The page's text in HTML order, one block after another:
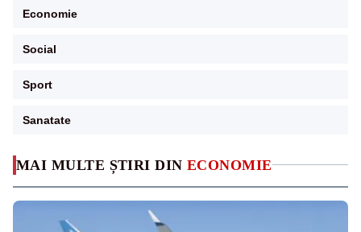
MAI MULTE ȘTIRI DIN ECONOMIE
Economie
Social
Sport
Sanatate